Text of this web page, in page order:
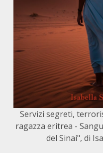
Servizi segreti,
ragazza eritrea -
del Sinai", di